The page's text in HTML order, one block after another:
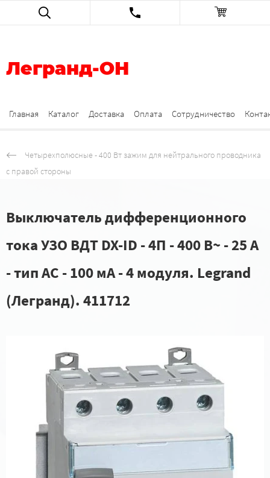
Легранд-ОН
Главная Каталог Доставка Оплата Сотрудничество
Четырехполюсные - 400 Вт зажим для нейтрального проводника
с правой стороны
Выключатель дифференционного
тока УЗО ВДТ DX-ID - 4П - 400 В~ - 25 А
- тип AC - 100 мА - 4 модуля. Legrand
(Легранд). 411712